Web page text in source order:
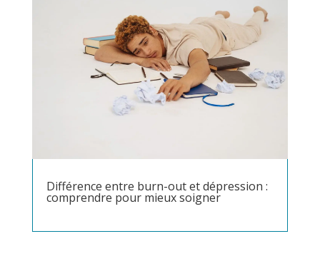
Différence entre burn-out et dépression :
comprendre pour mieux soigner